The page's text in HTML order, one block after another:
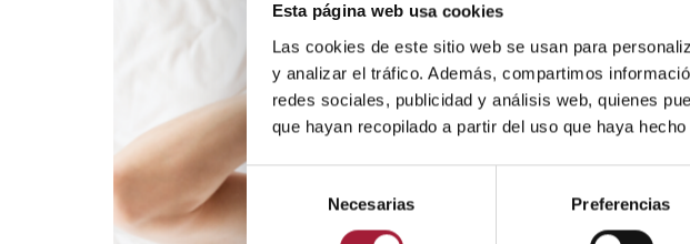
Esta página web usa cookies
Las cookies de este sitio web se usan para
y analizar el tráfico. Además, compartimos
redes sociales, publicidad y análisis web, quienes
que hayan recopilado a partir del uso que haya
Selección
consentimiento
Necesarias Preferencias
músculo
cambios al
peso pueden
LEER MÁS